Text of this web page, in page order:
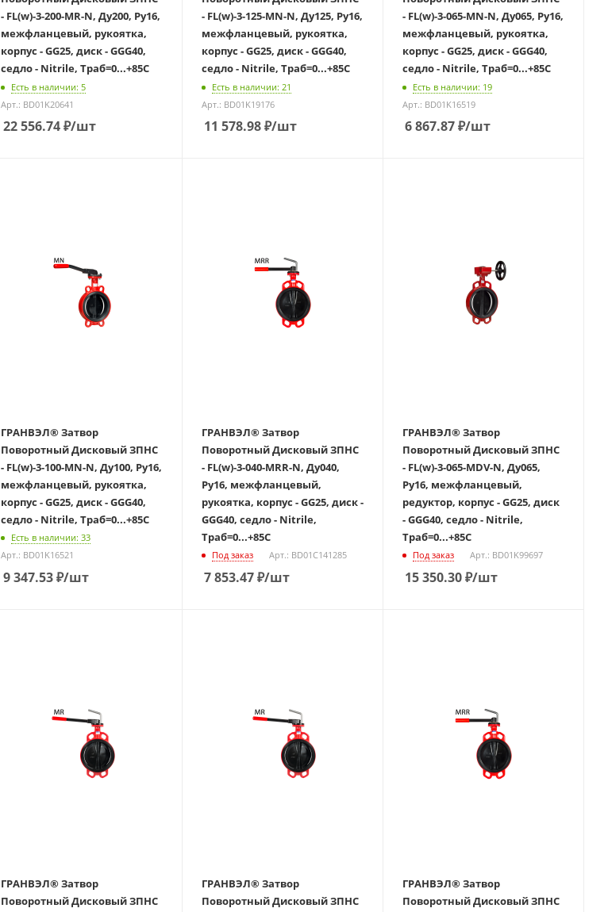
- FL(w)-3-200-MR-N, Ду200, Ру16,
межфланцевый, рукоятка,
корпус - GG25, диск - GGG40,
седло - Nitrile, Траб=0...+85С
Есть в наличии: 5
Арт.: BD01K20641
22 556.74₽/шт
- FL(w)-3-125-MN-N, Ду125, Ру16,
межфланцевый, рукоятка,
корпус - GG25, диск - GGG40,
седло - Nitrile, Траб=0...+85С
Есть в наличии: 21
Арт.: BD01K19176
11 578.98₽/шт
- FL(w)-3-065-MN-N, Ду065, Ру16,
межфланцевый, рукоятка,
корпус - GG25, диск - GGG40,
седло - Nitrile, Траб=0...+85С
Есть в наличии: 19
Арт.: BD01K16519
6 867.87₽/шт
ГРАНВЭЛ® Затвор
Поворотный Дисковый ЗПНС
- FL(w)-3-100-MN-N, Ду100, Ру16,
межфланцевый, рукоятка,
корпус - GG25, диск - GGG40,
седло - Nitrile, Траб=0...+85С
Есть в наличии: 33
Арт.: BD01K16521
9 347.53₽/шт
ГРАНВЭЛ® Затвор
Поворотный Дисковый ЗПНС
- FL(w)-3-040-MRR-N, Ду040,
Ру16, межфланцевый,
рукоятка, корпус - GG25, диск -
GGG40, седло - Nitrile,
Траб=0...+85С
Под заказ Арт.: BD01C141285
7 853.47₽/шт
ГРАНВЭЛ® Затвор
Поворотный Дисковый ЗПНС
- FL(w)-3-065-MDV-N, Ду065,
Ру16, межфланцевый,
редуктор, корпус - GG25, диск
- GGG40, седло - Nitrile,
Траб=0...+85С
Под заказ Арт.: BD01K99697
15 350.30₽/шт
ГРАНВЭЛ® Затвор
Поворотный Дисковый ЗПНС
ГРАНВЭЛ® Затвор
Поворотный Дисковый ЗПНС
ГРАНВЭЛ® Затвор
Поворотный Дисковый ЗПНС